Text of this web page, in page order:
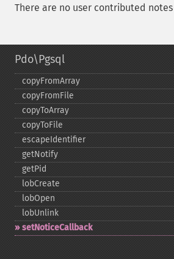
There are no user contributed
Pdo\Pgsql
copyFromArray
copyFromFile
copyToArray
copyToFile
escapeIdentifier
getNotify
getPid
lobCreate
lobOpen
lobUnlink
setNoticeCallback